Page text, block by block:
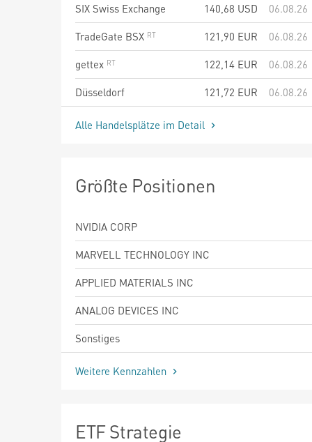
SIX Swiss Exchange
140,68 USD
06.08.26
TradeGate BSX
121,90 EUR
06.08.26
gettex
122,14 EUR
06.08.26
Düsseldorf
121,72 EUR 06.08.26
Alle Handelsplätze im Detail
Größte Positionen
NVIDIA CORP
MARVELL TECHNOLOGY INC
APPLIED MATERIALS INC
ANALOG DEVICES INC
Sonstiges
Weitere Kennzahlen
ETF Strategie